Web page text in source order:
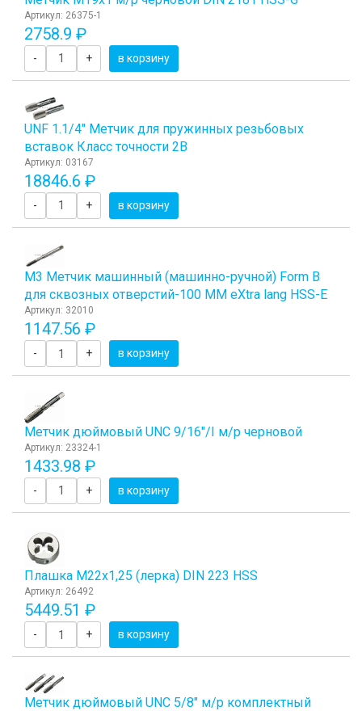
Артикул: 26375-1
2758.9 ₽
- + в корзину
UNF 1.1/4" Метчик для пружинных резьбовых
вставок Класс точности 2B
Артикул: 03167
18846.6 ₽
- + в корзину
М3 Метчик машинный (машинно-ручной) Form B
для сквозных отверстий-100 ММ eХtra lang HSS-E
Артикул: 32010
1147.56 ₽
- + в корзину
Метчик дюймовый UNC 9/16"/I м/р черновой
Артикул: 23324-1
1433.98 ₽
- + в корзину
Плашка М22x1,25 (лерка) DIN 223 HSS
Артикул: 26492
5449.51 ₽
- + в корзину
Метчик дюймовый UNC 5/8" м/р комплектный